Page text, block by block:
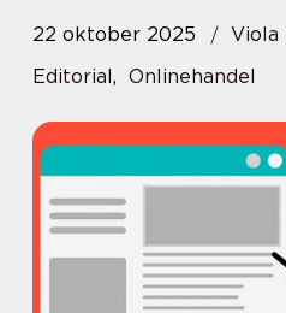
22 oktober 2025
Viola
Editorial, Onlinehandel